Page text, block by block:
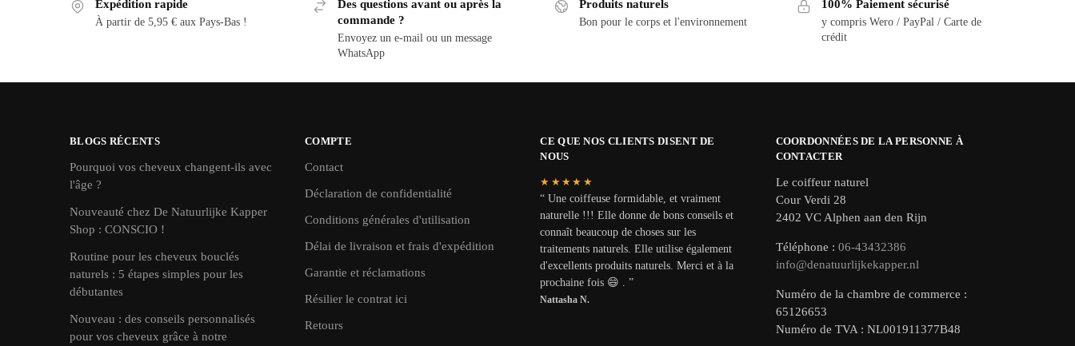
Expédition rapide
À partir de 5,95 € aux Pays-Bas !
Des questions avant ou après la
commande ?
Envoyez un e-mail ou un message
WhatsApp
Produits naturels
Bon pour le corps et l'environnement
100% Paiement sécurisé
y compris Wero / PayPal / Carte de
crédit
BLOGS RÉCENTS
Pourquoi vos cheveux changent-ils avec
l'âge ?
Nouveauté chez De Natuurlijke Kapper
Shop : CONSCIO !
Routine pour les cheveux bouclés
naturels : 5 étapes simples pour les
débutantes
Nouveau : des conseils personnalisés
pour vos cheveux grâce à notre
COMPTE
Contact
Déclaration de confidentialité
Conditions générales d'utilisation
Délai de livraison et frais d'expédition
Garantie et réclamations
Résilier le contrat ici
Retours
CE QUE NOS CLIENTS DISENT DE
NOUS
★★★★★
“ Une coiffeuse formidable, et vraiment
naturelle !!! Elle donne de bons conseils et
connaît beaucoup de choses sur les
traitements naturels. Elle utilise également
d'excellents produits naturels. Merci et à la
prochaine fois 😄 . ”
Nattasha N.
COORDONNÉES DE LA PERSONNE À
CONTACTER
Le coiffeur naturel
Cour Verdi 28
2402 VC Alphen aan den Rijn
Téléphone : 06-43432386
info@denatuurlijkekapper.nl
Numéro de la chambre de commerce :
65126653
Numéro de TVA : NL001911377B48